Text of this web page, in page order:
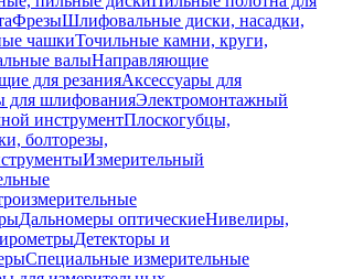
ФрезыШлифовальные диски, насадки,
чашкиТочильные камни, круги,
валыНаправляющие
для резанияАксессуары для
для шлифованияЭлектромонтажный
инструментПлоскогубцы,
болторезы,
Измерительный
Дальномеры оптическиеНивелиры,
Детекторы и
Специальные измерительные